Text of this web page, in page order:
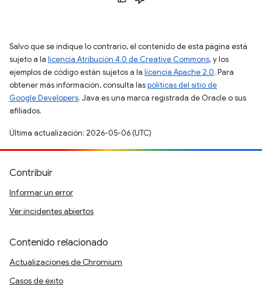
Salvo que se indique lo contrario, el contenido de esta página está
sujeto a la licencia Atribución 4.0 de Creative Commons, y los
ejemplos de código están sujetos a la licencia Apache 2.0. Para
obtener más información, consulta laspolíticas del sitio de
Google Developers. Java es una marca registrada de Oracle o sus
afiliados.
Última actualización: 2026-05-06 (UTC)
Contribuir
Informar un error
Ver incidentes abiertos
Contenido relacionado
Actualizaciones de Chromium
Casos de éxito